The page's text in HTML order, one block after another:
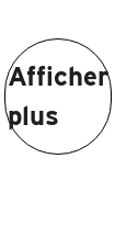
Afficher
plus